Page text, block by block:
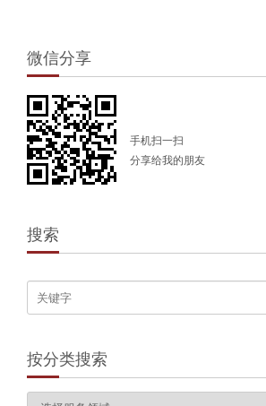
微信分享
手机扫一扫
分享给我的朋友
搜索
按分类搜索